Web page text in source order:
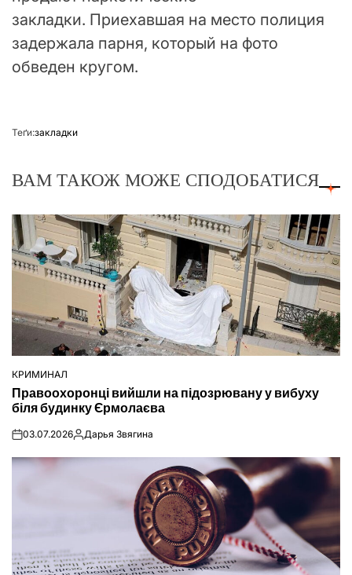
закладки. Приехавшая на место полиция
задержала парня, который на фото
обведен кругом.
Теґи:закладки
ВАМ ТАКОЖ МОЖЕ СПОДОБАТИСЯ
ОПУБЛІКУВАТИ
КРИМИНАЛ
Правоохоронці вийшли на підозрювану у вибуху
біля будинку Єрмолаєва
on03.07.2026Опубліковано
Дарья Звягина